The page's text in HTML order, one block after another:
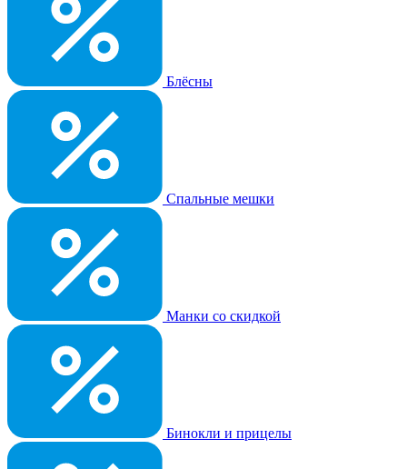
Блёсны
Спальные мешки
Манки со скидкой
Бинокли и прицелы